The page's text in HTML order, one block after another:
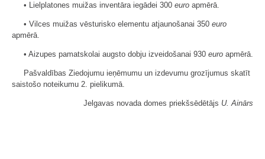
• Lielplatones muižas inventāra iegādei 300 euro apmērā.
• Vilces muižas vēsturisko elementu atjaunošanai 350 euro
apmērā.
• Aizupes pamatskolai augsto dobju izveidošanai 930 euro apmērā.
Pašvaldības Ziedojumu ieņēmumu un izdevumu grozījumus skatīt
saistošo noteikumu 2. pielikumā.
Jelgavas novada domes priekšsēdētājs U. Ainārs